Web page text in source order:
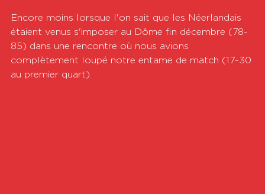
Encore moins lorsque l'on sait que les Néerlandais
étaient venus s'imposer au Dôme fin décembre (78-
85) dans une rencontre où nous avions
complètement loupé notre entame de match (17-30
au premier quart).